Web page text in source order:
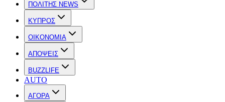
ΠΟΛΙΤΗΣ NEWS
ΚΥΠΡΟΣ
OIKONOMIA
ΑΠΟΨΕΙΣ
BUZZLIFE
AUTO
ΑΓΟΡΑ